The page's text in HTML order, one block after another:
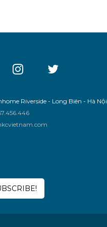
Riverside - Long Biên - Hà Nội